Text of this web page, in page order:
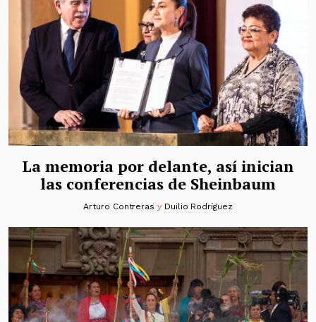
La memoria por delante, así inician
las conferencias de Sheinbaum
Arturo Contreras y Duilio Rodríguez